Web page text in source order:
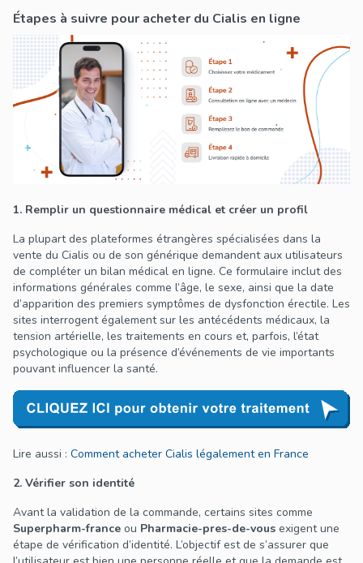
Étapes à suivre pour acheter du Cialis en ligne
1. Remplir un questionnaire médical et créer un profil
La plupart des plateformes étrangères spécialisées dans la
vente du Cialis ou de son générique demandent aux utilisateurs
de compléter un bilan médical en ligne. Ce formulaire inclut des
informations générales comme l’âge, le sexe, ainsi que la date
d’apparition des premiers symptômes de dysfonction érectile. Les
sites interrogent également sur les antécédents médicaux, la
tension artérielle, les traitements en cours et, parfois, l’état
psychologique ou la présence d’événements de vie importants
pouvant influencer la santé.
Lire aussi : Comment acheter Cialis légalement en France
2. Vérifier son identité
Avant la validation de la commande, certains sites comme
Superpharm-france ou Pharmacie-pres-de-vous exigent une
étape de vérification d’identité. L’objectif est de s’assurer que